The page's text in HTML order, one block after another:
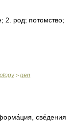
2. род; потомство;
> gen
све́дения